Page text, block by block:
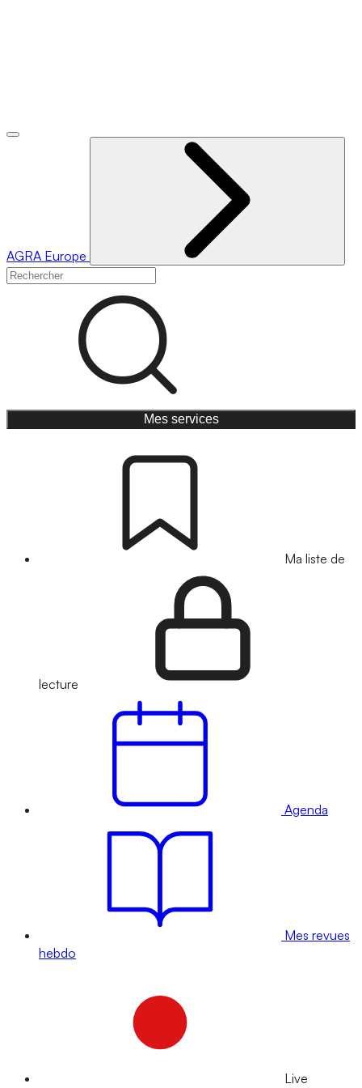
AGRA Europe
Mes services
Ma liste de
lecture
Agenda
Mes revues
hebdo
Live